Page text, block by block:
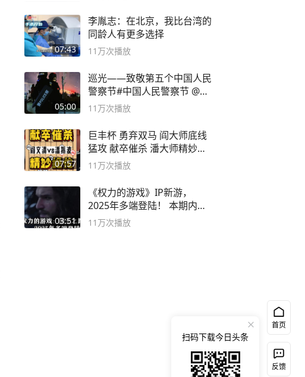
07:43
李胤志：在北京，我比台湾的
同龄人有更多选择
11万次播放
05:00
巡光——致敬第五个中国人民
警察节#中国人民警察节 @抖
音小助手
11万次播放
07:57
巨丰杯 勇弃双马 阎大师底线
猛攻 献卒催杀 潘大师精妙入
局
11万次播放
03:51
《权力的游戏》IP新游，
2025年多端登陆！ 本期内容
概要
11万次播放
首页
反馈
扫码下载今日头条